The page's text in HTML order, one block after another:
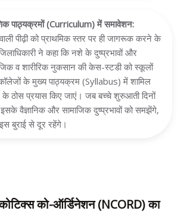
पाठ्यक्रमों (Curriculum) में समावेशन:
पीढ़ी को प्राथमिक स्तर पर ही जागरूक करने के
ने कहा कि नशे के दुष्प्रभावों और
व शारीरिक नुकसान की केस-स्टडी को स्कूलों
के मुख्य पाठ्यक्रम (Syllabus) में शामिल
ठोस प्रयास किए जाएं। जब बच्चे शुरुआती दिनों
वैज्ञानिक और सामाजिक दुष्प्रभावों को समझेंगे,
बुराई से दूर रहेंगे।
को-ऑर्डिनेशन (NCORD) का